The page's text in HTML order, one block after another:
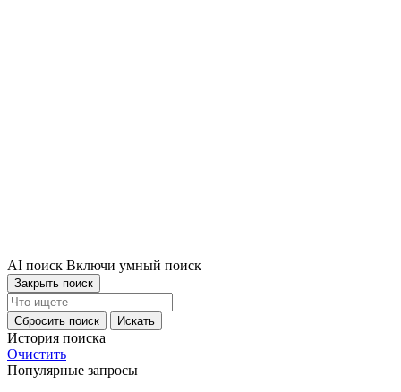
AI поиск Включи умный поиск
Закрыть поиск
Сбросить поиск Искать
История поиска
Очистить
Популярные запросы